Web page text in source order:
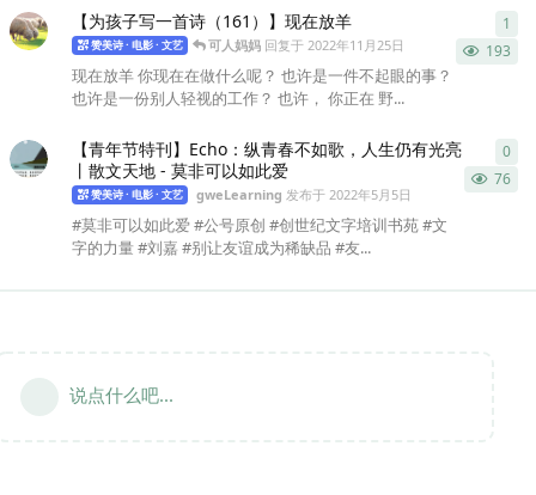
【为孩子写一首诗（161）】现在放羊
赞美诗 · 电影 · 文艺 可人妈妈 回复于2022年11月25日 193
现在放羊 你现在在做什么呢？ 也许是一件不起眼的事？
也许是一份别人轻视的工作？ 也许， 你正在 野...
1
【青年节特刊】Echo：纵青春不如歌，人生仍有光亮
丨散文天地 - 莫非可以如此爱
赞美诗 · 电影 · 文艺 gweLearning 发布于2022年5月5日
76
#莫非可以如此爱 #公号原创 #创世纪文字培训书苑 #文
字的力量 #刘嘉 #别让友谊成为稀缺品 #友...
0
说点什么吧...